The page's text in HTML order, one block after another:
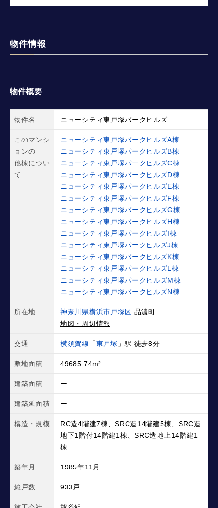
物件情報
物件概要
物件名 ニューシティ東戸塚パークヒルズ
このマンシ
ョンの
他棟につい
て
ニューシティ東戸塚パークヒルズA棟
ニューシティ東戸塚パークヒルズB棟
ニューシティ東戸塚パークヒルズC棟
ニューシティ東戸塚パークヒルズD棟
ニューシティ東戸塚パークヒルズE棟
ニューシティ東戸塚パークヒルズF棟
ニューシティ東戸塚パークヒルズG棟
ニューシティ東戸塚パークヒルズH棟
ニューシティ東戸塚パークヒルズI棟
ニューシティ東戸塚パークヒルズJ棟
ニューシティ東戸塚パークヒルズK棟
ニューシティ東戸塚パークヒルズL棟
ニューシティ東戸塚パークヒルズM棟
ニューシティ東戸塚パークヒルズN棟
所在地 神奈川県横浜市戸塚区 品濃町
地図・周辺情報
交通 横須賀線 「東戸塚 」駅 徒歩8分
敷地面積 49685.74m²
建築面積 ー
建築延面積 ー
構造・規模
RC造4階建7棟、SRC造14階建5棟、SRC造
地下1階付14階建1棟、SRC造地上14階建1
棟
築年月 1985年11月
総戸数 933戸